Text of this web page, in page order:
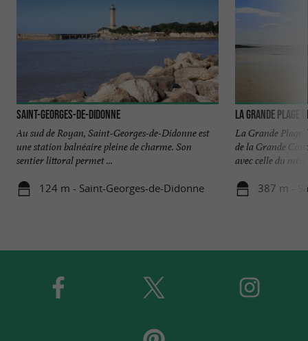
Saint-Georges-de-Didonne
Au sud de Royan, Saint-Georges-de-Didonne est
une station balnéaire pleine de charme. Son
sentier littoral permet ...
124 m - Saint-Georges-de-Didonne
La Grande Plage
La Grande Plage
de la Grande
avec celle du
387 m -